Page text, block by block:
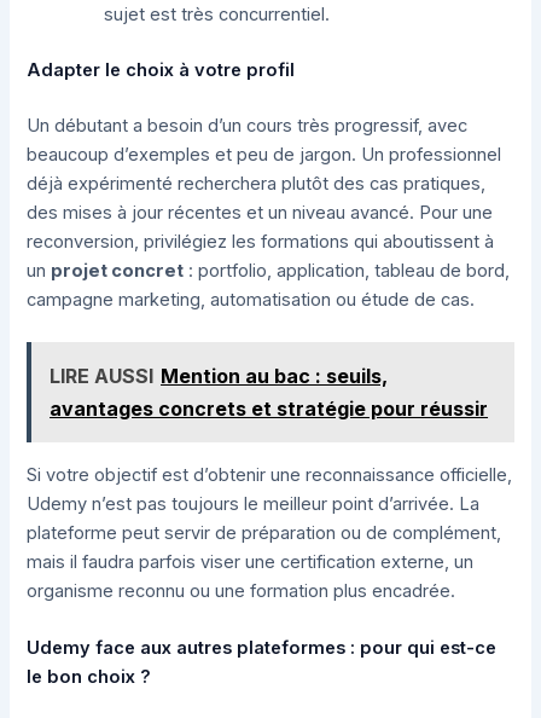
sujet est très concurrentiel.
Adapter le choix à votre profil
Un débutant a besoin d’un cours très progressif, avec
beaucoup d’exemples et peu de jargon. Un professionnel
déjà expérimenté recherchera plutôt des cas pratiques,
des mises à jour récentes et un niveau avancé. Pour une
reconversion, privilégiez les formations qui aboutissent à
un projet concret : portfolio, application, tableau de bord,
campagne marketing, automatisation ou étude de cas.
LIRE AUSSI Mention au bac : seuils,
avantages concrets et stratégie pour réussir
Si votre objectif est d’obtenir une reconnaissance officielle,
Udemy n’est pas toujours le meilleur point d’arrivée. La
plateforme peut servir de préparation ou de complément,
mais il faudra parfois viser une certification externe, un
organisme reconnu ou une formation plus encadrée.
Udemy face aux autres plateformes : pour qui est-ce
le bon choix ?